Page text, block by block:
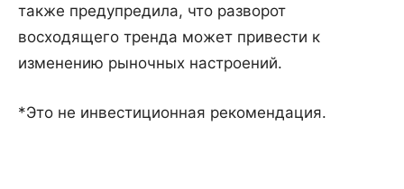
также предупредила, что разворот
восходящего тренда может привести к
изменению рыночных настроений.
*Это не инвестиционная рекомендация.